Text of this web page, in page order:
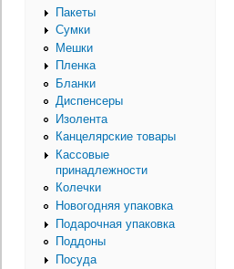
Пакеты
Сумки
Мешки
Пленка
Бланки
Диспенсеры
Изолента
Канцелярские товары
Кассовые
принадлежности
Колечки
Новогодняя упаковка
Подарочная упаковка
Поддоны
Посуда